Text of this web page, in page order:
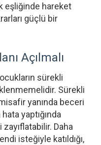
eşliğinde hareket
güçlü bir
Açılmalı
sürekli
Sürekli
yanında beceri
yaptığında
Daha
isteğiyle katıldığı,